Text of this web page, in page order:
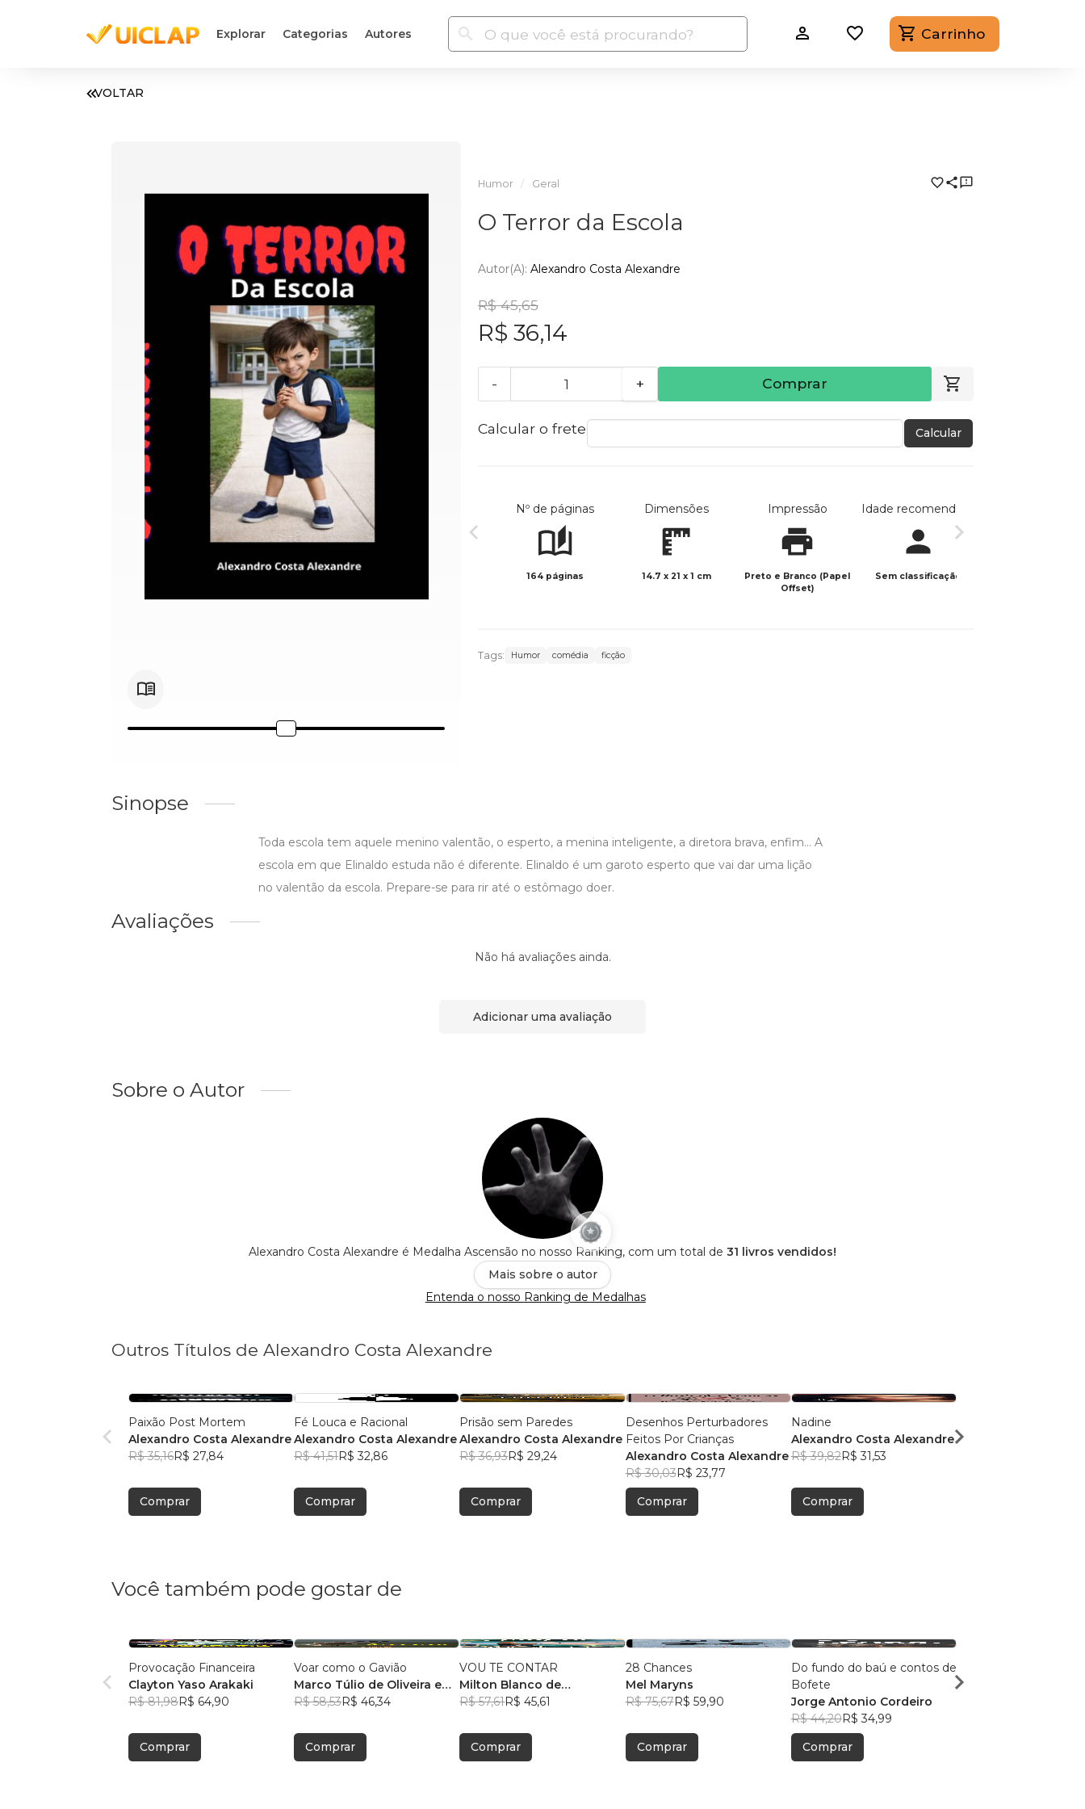
Explorar Categorias Autores Carrinho
VOLTAR
Humor Geral
O Terror da Escola
Autor(a): Alexandro Costa Alexandre
R$ 45,65
R$ 36,14
- + Comprar
Calcular o frete Calcular
Nº de páginas
164 páginas
Dimensões
14.7 x 21 x 1 cm
Impressão
Preto e Branco (Papel
Offset)
Idade recomendada
Sem classificação
Tags: Humor comédia ficção
Sinopse
Toda escola tem aquele menino valentão, o esperto, a menina inteligente, a diretora brava, enfim... A
escola em que Elinaldo estuda não é diferente. Elinaldo é um garoto esperto que vai dar uma lição
no valentão da escola. Prepare-se para rir até o estômago doer.
Avaliações
Não há avaliações ainda.
Adicionar uma avaliação
Sobre o Autor
Alexandro Costa Alexandre é Medalha Ascensão no nosso Ranking, com um total de 31 livros vendidos!
Mais sobre o autor
Entenda o nosso Ranking de Medalhas
Outros Títulos de Alexandro Costa Alexandre
Paixão Post Mortem
Alexandro Costa Alexandre
R$ 35,16R$ 27,84
Comprar
Fé Louca e Racional
Alexandro Costa Alexandre
R$ 41,51R$ 32,86
Comprar
Prisão sem Paredes
Alexandro Costa Alexandre
R$ 36,93R$ 29,24
Comprar
Desenhos Perturbadores
Feitos Por Crianças
Alexandro Costa Alexandre
R$ 30,03R$ 23,77
Comprar
Nadine
Alexandro Costa Alexandre
R$ 39,82R$ 31,53
Comprar
Alexandro Costa
Você também pode gostar de
Provocação Financeira
Clayton Yaso Arakaki
R$ 81,98R$ 64,90
Comprar
Voar como o Gavião
Marco Túlio de Oliveira e
Britto
R$ 58,53R$ 46,34
Comprar
VOU TE CONTAR
Milton Blanco de
Abrunhosa Trindade Filho
R$ 57,61R$ 45,61
Comprar
28 Chances
Mel Maryns
R$ 75,67R$ 59,90
Comprar
Do fundo do baú e contos de
Bofete
Jorge Antonio Cordeiro
R$ 44,20R$ 34,99
Comprar
humor